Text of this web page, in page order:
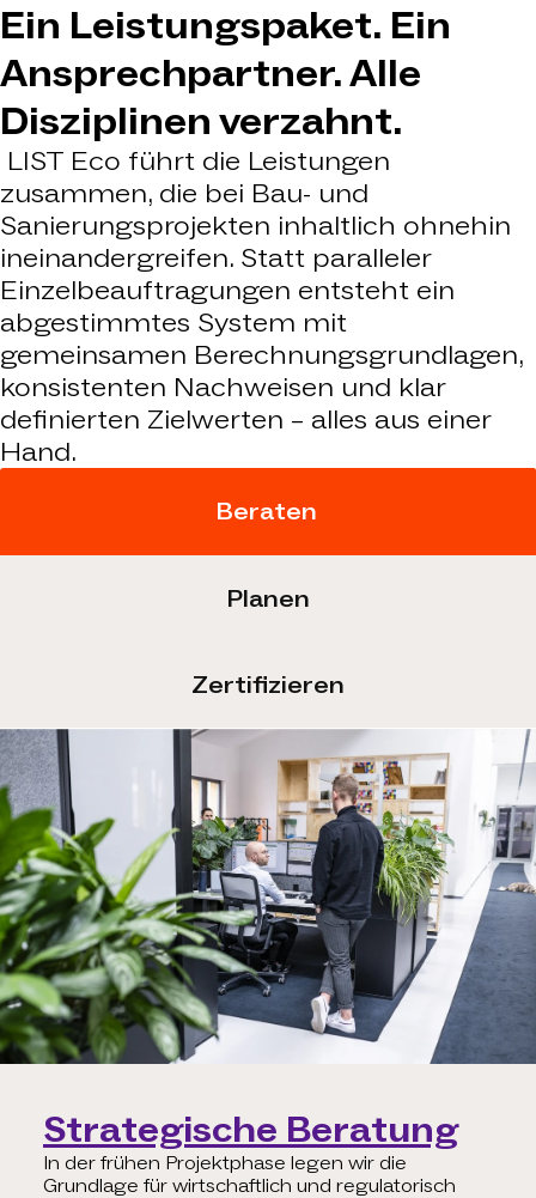
Ein Leistungspaket. Ein
Ansprechpartner. Alle
Disziplinen verzahnt.
LIST Eco führt die Leistungen
zusammen, die bei Bau- und
Sanierungsprojekten inhaltlich ohnehin
ineinandergreifen. Statt paralleler
Einzelbeauftragungen entsteht ein
abgestimmtes System mit
gemeinsamen Berechnungsgrundlagen,
konsistenten Nachweisen und klar
definierten Zielwerten – alles aus einer
Hand.
Beraten
Planen
Zertifizieren
Strategische Beratung
In der frühen Projektphase legen wir die
Grundlage für wirtschaftlich und regulatorisch